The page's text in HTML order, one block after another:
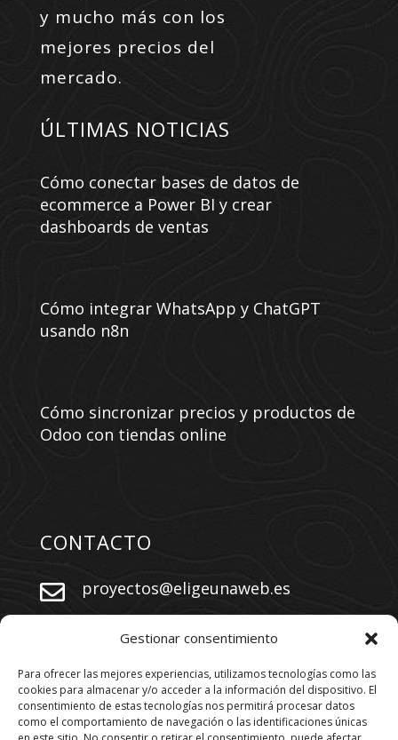
Gestionar consentimiento
Para ofrecer las mejores experiencias, utilizamos tecnologías como las
cookies para almacenar y/o acceder a la información del dispositivo. El
consentimiento de estas tecnologías nos permitirá procesar datos
como el comportamiento de navegación o las identificaciones únicas
y mucho más con los
mejores precios del
mercado.
ÚLTIMAS NOTICIAS
Cómo conectar bases de datos de
ecommerce a Power BI y crear
dashboards de ventas
Cómo integrar WhatsApp y ChatGPT
usando n8n
Cómo sincronizar precios y productos de
Odoo con tiendas online
CONTACTO
 proyectos@eligeunaweb.es
+34 609 730 569
SÍGUENOS